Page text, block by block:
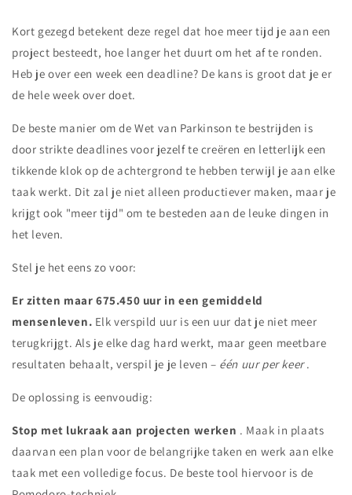
Kort gezegd betekent deze regel dat hoe meer tijd je aan een
project besteedt, hoe langer het duurt om het af te ronden.
Heb je over een week een deadline? De kans is groot dat je er
de hele week over doet.
De beste manier om de Wet van Parkinson te bestrijden is
door strikte deadlines voor jezelf te creëren en letterlijk een
tikkende klok op de achtergrond te hebben terwijl je aan elke
taak werkt. Dit zal je niet alleen productiever maken, maar je
krijgt ook "meer tijd" om te besteden aan de leuke dingen in
het leven.
Stel je het eens zo voor:
Er zitten maar 675.450 uur in een gemiddeld
mensenleven. Elk verspild uur is een uur dat je niet meer
terugkrijgt. Als je elke dag hard werkt, maar geen meetbare
resultaten behaalt, verspil je je leven – één uur per keer.
De oplossing is eenvoudig:
Stop met lukraak aan projecten werken . Maak in plaats
daarvan een plan voor de belangrijke taken en werk aan elke
taak met een volledige focus. De beste tool hiervoor is de